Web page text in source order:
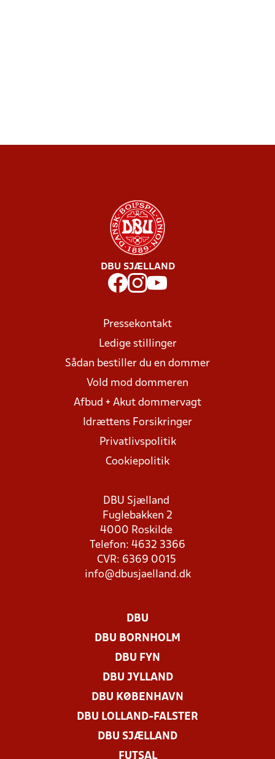
DBU SJÆLLAND
Pressekontakt
Ledige stillinger
Sådan bestiller du en dommer
Vold mod dommeren
Afbud + Akut dommervagt
Idrættens Forsikringer
Privatlivspolitik
Cookiepolitik
DBU Sjælland
Fuglebakken 2
4000 Roskilde
Telefon: 4632 3366
CVR: 6369 0015
info@dbusjaelland.dk
DBU
DBU BORNHOLM
DBU FYN
DBU JYLLAND
DBU KØBENHAVN
DBU LOLLAND-FALSTER
DBU SJÆLLAND
FUTSAL